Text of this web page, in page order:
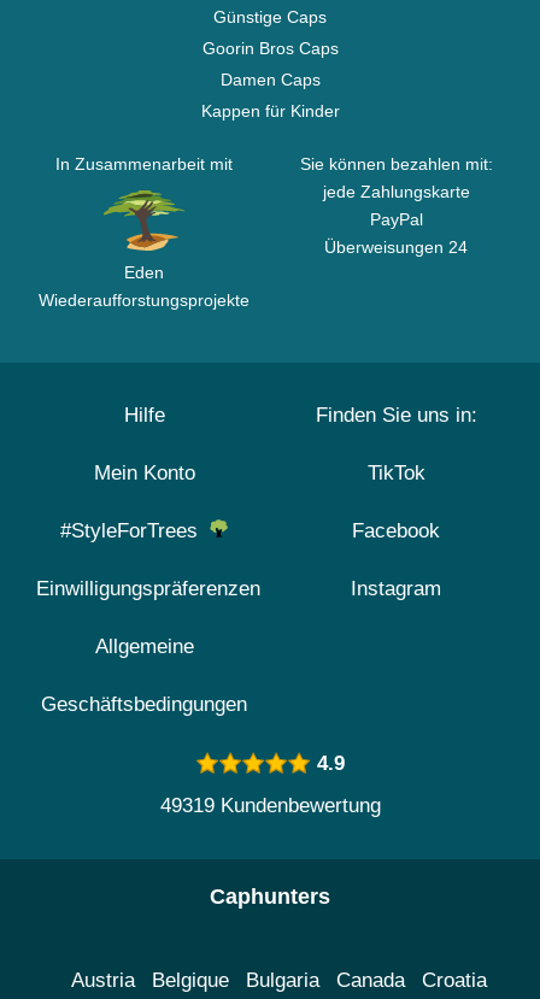
Günstige Caps
Goorin Bros Caps
Damen Caps
Kappen für Kinder
In Zusammenarbeit mit
Eden
Wiederaufforstungsprojekte
Sie können bezahlen mit:
jede Zahlungskarte
PayPal
Überweisungen 24
Hilfe
Mein Konto
#StyleForTrees
Einwilligungspräferenzen
Allgemeine
Geschäftsbedingungen
Finden Sie uns in:
TikTok
Facebook
Instagram
4.9
49319 Kundenbewertung
Caphunters
Austria Belgique Bulgaria Canada Croatia